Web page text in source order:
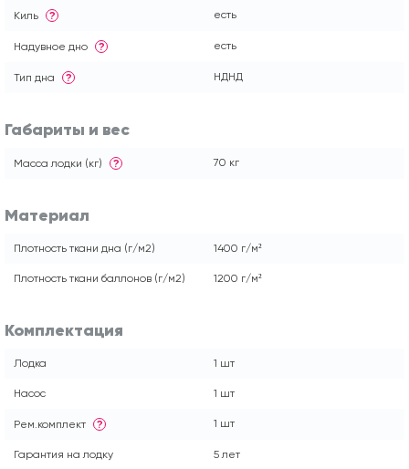
Киль ? есть
Надувное дно ? есть
Тип дна ? НДНД
Габариты и вес
Масса лодки (кг) ? 70 кг
Материал
Плотность ткани дна (г/м2) 1400 г/м²
Плотность ткани баллонов (г/м2) 1200 г/м²
Комплектация
Лодка 1 шт
Насос 1 шт
Рем.комплект ? 1 шт
Гарантия на лодку 5 лет